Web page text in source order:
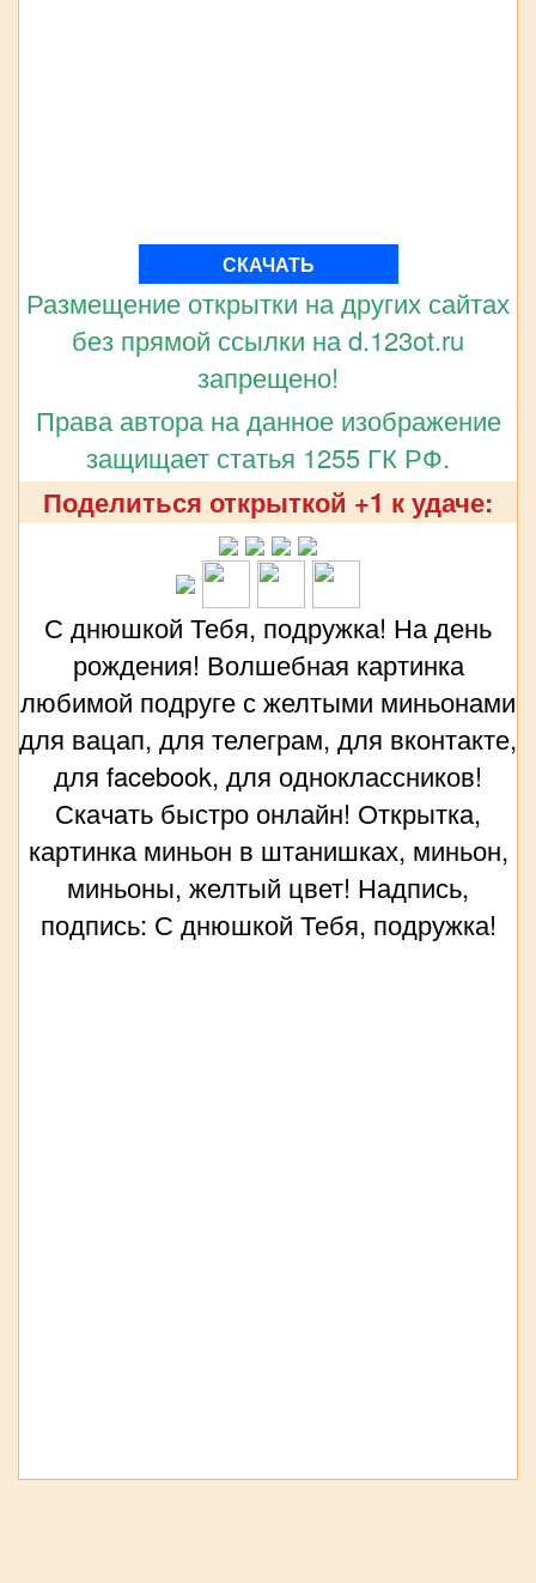
СКАЧАТЬ
Размещение открытки на других сайтах
без прямой ссылки на d.123ot.ru
запрещено!
Права автора на данное изображение
защищает статья 1255 ГК РФ.
Поделиться открыткой +1 к удаче:
С днюшкой Тебя, подружка! На день
рождения! Волшебная картинка
любимой подруге с желтыми миньонами
для вацап, для телеграм, для вконтакте,
для facebook, для одноклассников!
Скачать быстро онлайн! Открытка,
картинка миньон в штанишках, миньон,
миньоны, желтый цвет! Надпись,
подпись: С днюшкой Тебя, подружка!